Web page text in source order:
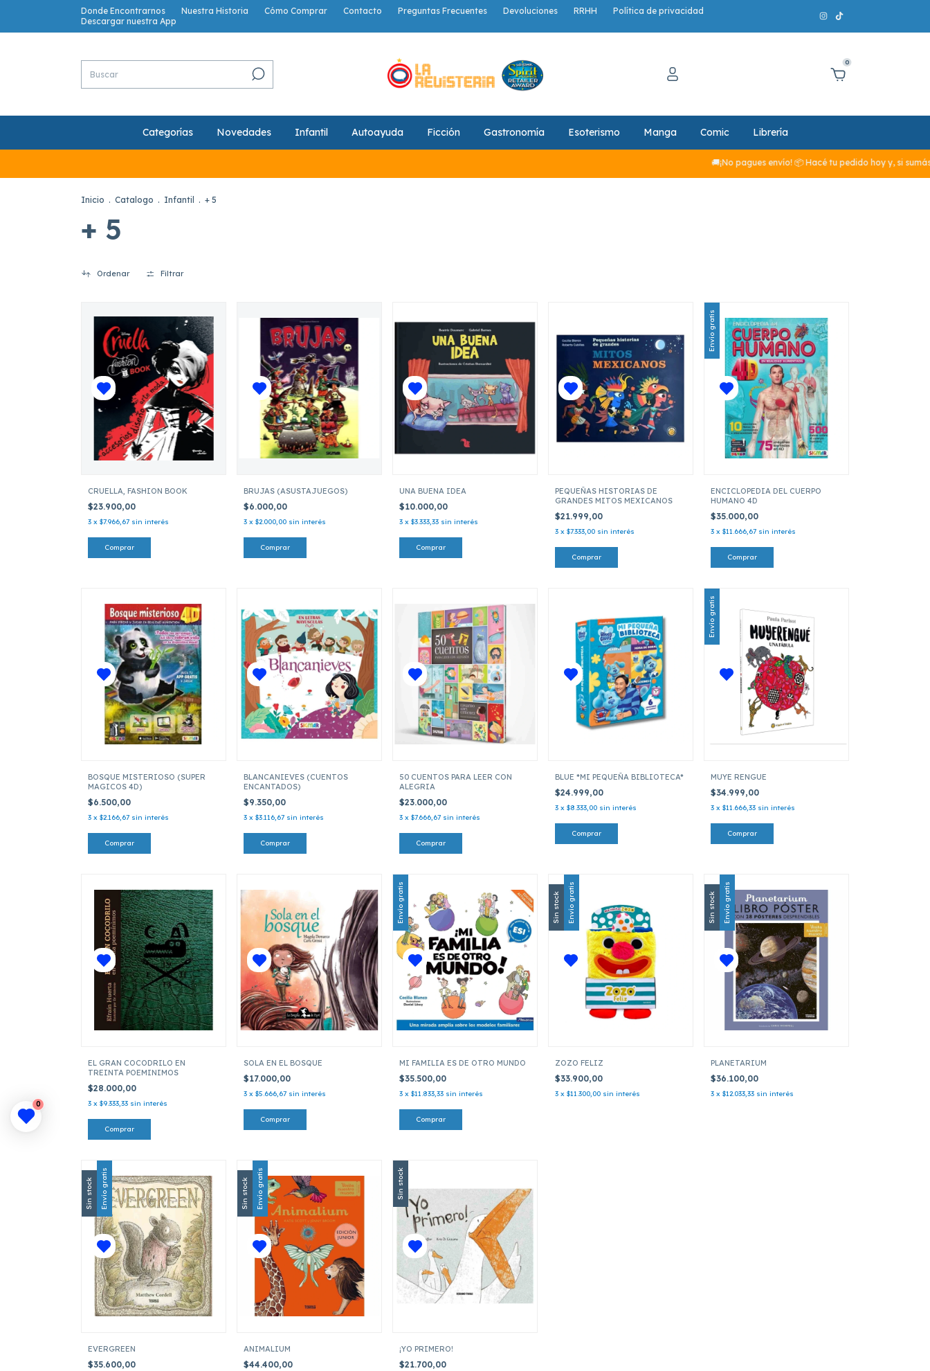
Donde Encontrarnos Nuestra Historia Cómo Comprar Contacto Preguntas Frecuentes Devoluciones RRHH
Política de privacidad
Descargar nuestra App
0
Categorías Novedades Infantil Autoayuda Ficción Gastronomía Esoterismo Manga Comic Librería
🚚¡No pagues envío! 📦 Hacé tu pedido hoy y, si sumás
Inicio . Catalogo . Infantil . + 5
+ 5
Ordenar Filtrar
CRUELLA, FASHION BOOK
$23.900,00
3 x $7.966,67 sin interés
BRUJAS (ASUSTAJUEGOS)
$6.000,00
3 x $2.000,00 sin interés
UNA BUENA IDEA
$10.000,00
3 x $3.333,33 sin interés
PEQUEÑAS HISTORIAS DE
GRANDES MITOS MEXICANOS
$21.999,00
3 x $7.333,00 sin interés
Envío gratis
ENCICLOPEDIA DEL CUERPO
HUMANO 4D
$35.000,00
3 x $11.666,67 sin interés
BOSQUE MISTERIOSO (SUPER
MAGICOS 4D)
$6.500,00
3 x $2.166,67 sin interés
BLANCANIEVES (CUENTOS
ENCANTADOS)
$9.350,00
3 x $3.116,67 sin interés
50 CUENTOS PARA LEER CON
ALEGRIA
$23.000,00
3 x $7.666,67 sin interés
BLUE *MI PEQUEÑA BIBLIOTECA*
$24.999,00
3 x $8.333,00 sin interés
Envío gratis
MUYE RENGUE
$34.999,00
3 x $11.666,33 sin interés
EL GRAN COCODRILO EN
TREINTA POEMINIMOS
$28.000,00
3 x $9.333,33 sin interés
SOLA EN EL BOSQUE
$17.000,00
3 x $5.666,67 sin interés
Envío gratis
MI FAMILIA ES DE OTRO MUNDO
$35.500,00
3 x $11.833,33 sin interés
Sin stock Envío gratis
ZOZO FELIZ
$33.900,00
3 x $11.300,00 sin interés
Sin stock Envío gratis
PLANETARIUM
$36.100,00
3 x $12.033,33 sin interés
Sin stock Envío gratis
EVERGREEN
$35.600,00
Sin stock Envío gratis
ANIMALIUM
$44.400,00
Sin stock
¡YO PRIMERO!
$21.700,00
0